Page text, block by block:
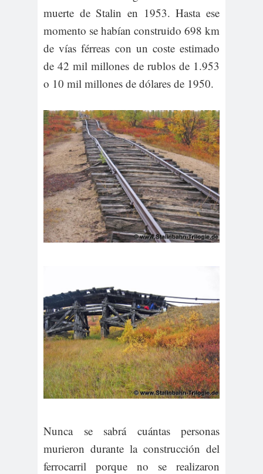
muerte de Stalin en 1953. Hasta ese
momento se habían construido 698 km
de vías férreas con un coste estimado
de 42 mil millones de rublos de 1.953
o 10 mil millones de dólares de 1950.
Nunca se sabrá cuántas personas
murieron durante la construcción del
ferrocarril porque no se realizaron